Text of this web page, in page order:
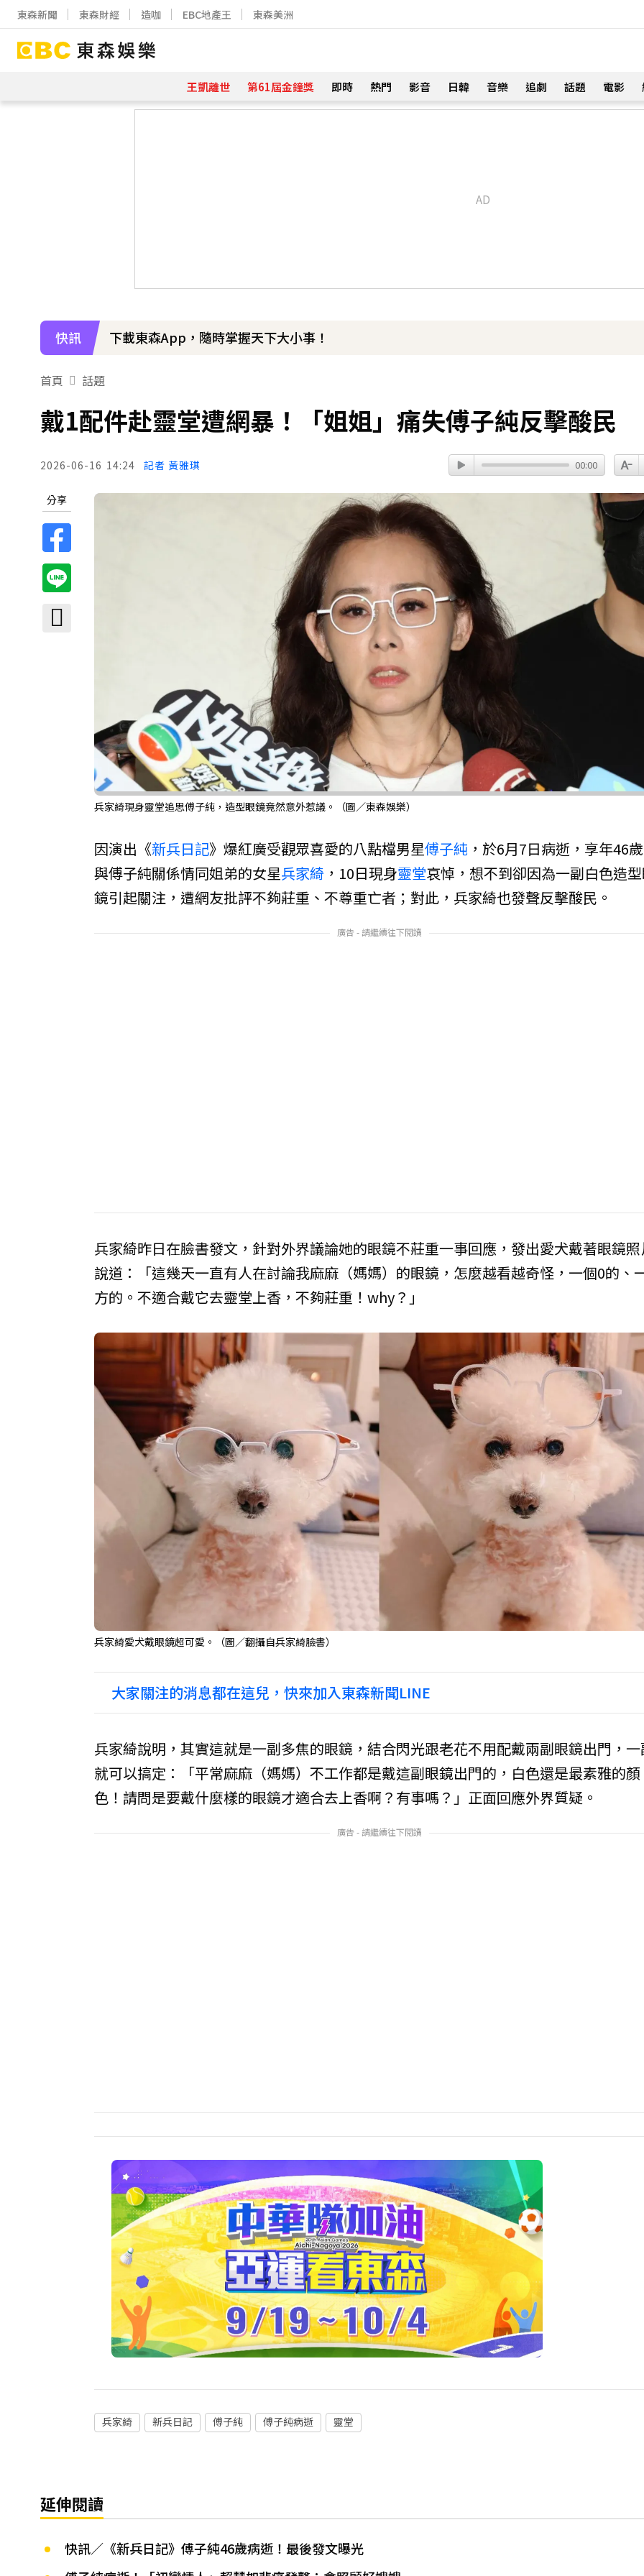
東森新聞 東森財經 造咖 EBC地產王 東森美洲
王凱離世 第61屆金鐘獎 即時 熱門 影音 日韓 音樂 追劇 話題 電影
快訊 下載東森App，隨時掌握天下大小事！
首頁 話題
戴1配件赴靈堂遭網暴！「姐姐」痛失傅子純反擊酸民
2026-06-16 14:24 記者 黃雅琪 00:00
分享
兵家綺現身靈堂追思傅子純，造型眼鏡竟然意外惹議。（圖／東森娛樂）
因演出《新兵日記》爆紅廣受觀眾喜愛的八點檔男星傅子純 ，於6月7日病逝，享年46
與傅子純關係情同姐弟的女星兵家綺 ，10日現身靈堂哀悼，想不到卻因為一副白色造
鏡引起關注，遭網友批評不夠莊重、不尊重亡者；對此，兵家綺也發聲反擊酸民。
廣告 - 請繼續往下閱讀
兵家綺昨日在臉書發文，針對外界議論她的眼鏡不莊重一事回應，發出愛犬戴著眼鏡
說道：「這幾天一直有人在討論我麻麻（媽媽）的眼鏡，怎麼越看越奇怪，一個0的、
方的。不適合戴它去靈堂上香，不夠莊重！why？」
兵家綺愛犬戴眼鏡超可愛。（圖／翻攝自兵家綺臉書）
大家關注的消息都在這兒，快來加入東森新聞LINE
兵家綺說明，其實這就是一副多焦的眼鏡，結合閃光跟老花不用配戴兩副眼鏡出門，
就可以搞定：「平常麻麻（媽媽）不工作都是戴這副眼鏡出門的，白色還是最素雅的顏
色！請問是要戴什麼樣的眼鏡才適合去上香啊？有事嗎？」正面回應外界質疑。
廣告 - 請繼續往下閱讀
兵家綺 新兵日記 傅子純 傅子純病逝 靈堂
延伸閱讀
快訊／《新兵日記》傅子純46歲病逝！最後發文曝光